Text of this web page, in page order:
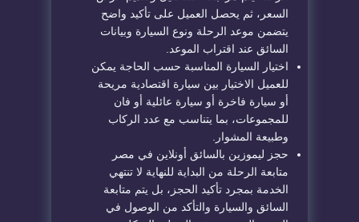
السعر، ثم يحصل العميل على تأكيد واضح
يتضمن موعد الرحلة ونوع السيارة وبيانات
السائق عند اقتراب الموعد.
اختيار السيارة المناسبة حسب الحاجة يمكن
للعميل الاختيار بين سيارة اقتصادية مريحة
أو سيارة فاخرة أو سيارة عائلية أو فان
للمجموعات، بما يتناسب مع عدد الركاب
وطبيعة المشوار.
حجز ليموزين بالسائق أونلاين في مصر
متابعة الرحلة من البداية للنهاية لا تنتهي
الخدمة بمجرد تأكيد الحجز، بل يتم متابعة
السائق والسيارة والتأكد من الوصول في